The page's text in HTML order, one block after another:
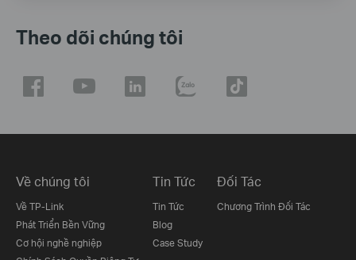
Theo dõi chúng tôi
Về chúng tôi
Về TP-Link
Phát Triển Bền Vững
Cơ hội nghề nghiệp
Tin Tức
Tin Tức
Blog
Case Study
Đối Tác
Chương Trình Đối Tác